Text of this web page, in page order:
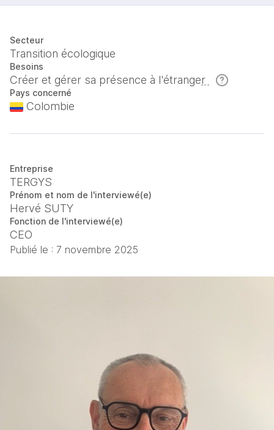
Secteur
Transition écologique
Besoins
Créer et gérer sa présence à l'étranger
Pays concerné
Colombie
Entreprise
TERGYS
Prénom et nom de l'interviewé(e)
Hervé SUTY
Fonction de l'interviewé(e)
CEO
Publié le : 7 novembre 2025